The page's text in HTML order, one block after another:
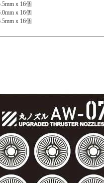
ｘ16個
ｘ16個
ｘ16個